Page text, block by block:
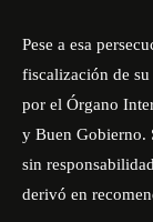
Pese a esa
fiscalización de
por el Órgano
y Buen Gobierno.
sin
derivó en